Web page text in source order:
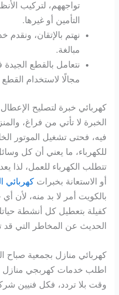
تواجههم، لتركيب
التأمين أو غيرها.
نهتم بالإتقان،
مبالغة.
نتعامل بالقطع
مجالًا لاستخدام القطع
كهربائي خبرة لتصليح
الخبرة لا تأتي من فراغ،
فيه، فحتى تشغيل الموتور
للكهرباء، ما يعني أن كل
تتطلب الكهرباء للعمل، لذا
أو الاستعانة بخبراتكهربائي
بالكويت أمر لا بد منه، لأن
كفيلة بتعطيل كل أنشطة
الحديث عن المخاطر التي
كهربائي منازل بجمعية صباح
اطلب خدمات كهربجي منازل
وقت بلا تردد، فكل فنيين